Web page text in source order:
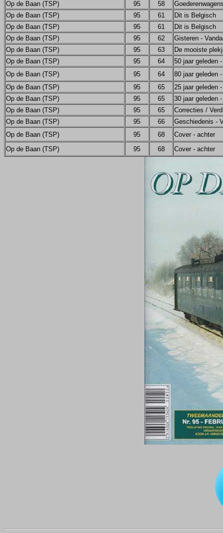
Op de Baan (TSP) 95 58
Op de Baan (TSP)
95 61
Dit is Belgisch
Op de Baan (TSP)
95 61
Dit is Belgisch
Op de Baan (TSP)
95 62
Gisteren -
Op de Baan (TSP)
95 63
De mooiste
Op de Baan (TSP)
95 64
50 jaar geleden
Op de Baan (TSP)
95 64
80 jaar geleden
Op de Baan (TSP)
95 65
25 jaar geleden
Op de Baan (TSP)
95 65
30 jaar geleden
Op de Baan (TSP)
95 65
Correcties /
Op de Baan (TSP)
95 66
Geschiedenis -
Op de Baan (TSP)
95 68
Cover - achter
Op de Baan (TSP)
95 68 Cover - achter